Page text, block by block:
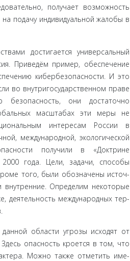
получает возможность
подачу индивидуальной жалобы в
достигается универсальный
Приведём пример, обеспечение
кибербезопасности. И это
во внутригосударственном праве
безопасность, они достаточно
масштабах эти меры не
интересам России в
международ­ной, экологической
получили в «Док­трине
года. Цели, задачи, способы
того, были обозначены источ­
Определим некоторые
деятельность международных тер­
области угрозы исходят от
опасность кроется в том, что
Можно также отметить име­